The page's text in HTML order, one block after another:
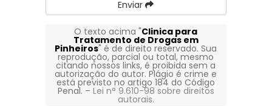
Enviar
O texto acima "Clinica para
Tratamento de Drogas em
Pinheiros" é de direito reservado. Sua
reprodução, parcial ou total, mesmo
citando nossos links, é proibida sem a
autorização do autor. Plágio é crime e
está previsto no artigo 184 do Código
Penal. – Lei n° 9.610-98 sobre direitos
autorais.